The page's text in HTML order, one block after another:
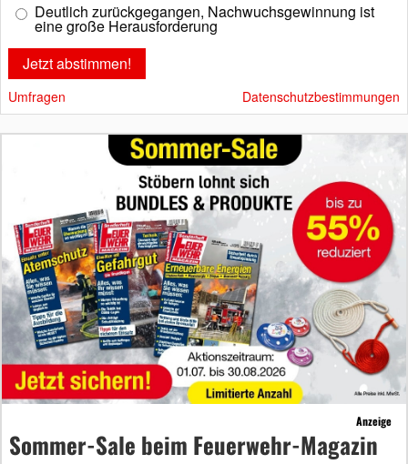
Deutlich zurückgegangen, Nachwuchsgewinnung ist
eine große Herausforderung
Umfragen Datenschutzbestimmungen
Anzeige
Sommer-Sale beim Feuerwehr-Magazin